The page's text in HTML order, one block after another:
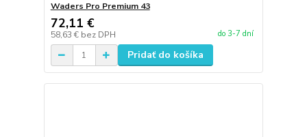
Waders Pro Premium 43
72,11 €
58,63 € bez DPH do 3-7 dní
Pridať do košíka